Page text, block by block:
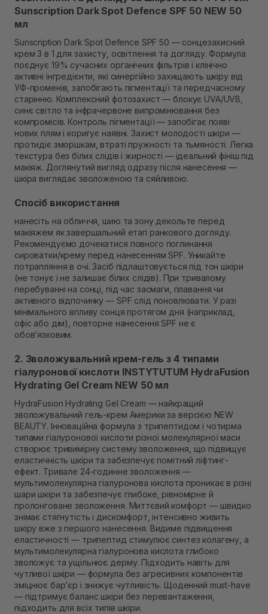
Sunscription Dark Spot Defence SPF 50 NEW 50
мл
Sunscription Dark Spot Defence SPF 50 — сонцезахисний
крем 3 в 1 для захисту, освітлення та догляду. Формула
поєднує 19% сучасних органічних фільтрів і клінічно
активні інгредієнти, які синергійно захищають шкіру від
УФ-променів, запобігають пігментації та передчасному
старінню. Комплексний фотозахист — блокує UVA/UVB,
синє світло та інфрачервоне випромінювання без
компромісів. Контроль пігментації — запобігає появі
нових плям і коригує наявні. Захист молодості шкіри —
протидіє зморшкам, втраті пружності та тьмяності. Легка
текстура без білих слідів і жирності — ідеальний фініш під
макіяж. Доглянутий вигляд одразу після нанесення —
шкіра виглядає зволоженою та сяйливою.
Спосіб використання
нанесіть на обличчя, шию та зону декольте перед
макіяжем як завершальний етап ранкового догляду.
Рекомендуємо дочекатися повного поглинання
сироватки/крему перед нанесенням SPF. Уникайте
потрапляння в очі. Засіб підлаштовується під тон шкіри
(не тонує і не залишає білих слідів). При тривалому
перебуванні на сонці, під час засмаги, плавання чи
активного відпочинку — SPF слід поновлювати. У разі
мінімального впливу сонця протягом дня (наприклад,
офіс або дім), повторне нанесення SPF не є
обов’язковим.
2. Зволожувальний крем-гель з 4 типами
гіалуронової кислоти INSTYTUTUM HydraFusion
Hydrating Gel Cream NEW 50 мл
HydraFusion Hydrating Gel Cream — найкращий
зволожувальний гель-крем Америки за версією NEW
BEAUTY. Інноваційна формула з трипептидом і чотирма
типами гіалуронової кислоти різної молекулярної маси
створює тривимірну систему зволоження, що підвищує
еластичність шкіри та забезпечує помітний ліфтинг-
ефект. Тривале 24-годинне зволоження —
мультимолекулярна гіалуронова кислота проникає в різні
шари шкіри та забезпечує глибоке, рівномірне й
пролонговане зволоження. Миттєвий комфорт — швидко
знімає стягнутість і дискомфорт, інтенсивно живить
шкіру вже з першого нанесення. Видиме підвищення
еластичності — трипептид стимулює синтез колагену, а
мультимолекулярна гіалуронова кислота глибоко
зволожує та ущільнює дерму. Підходить навіть для
чутливої шкіри — формула без агресивних компонентів
зміцнює бар’єр і знижує чутливість. Щоденний must-have
— підтримує баланс шкіри без перевантаження,
підходить для всіх типів шкіри.